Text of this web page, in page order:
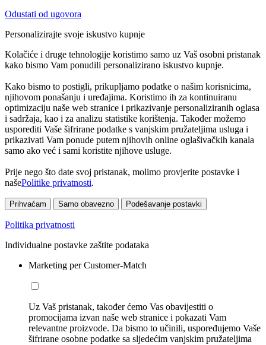
Odustati od ugovora
Personalizirajte svoje iskustvo kupnje
Kolačiće i druge tehnologije koristimo samo uz Vaš osobni pristanak
kako bismo Vam ponudili personalizirano iskustvo kupnje.
Kako bismo to postigli, prikupljamo podatke o našim korisnicima,
njihovom ponašanju i uređajima. Koristimo ih za kontinuiranu
optimizaciju naše web stranice i prikazivanje personaliziranih oglasa
i sadržaja, kao i za analizu statistike korištenja. Također možemo
usporediti Vaše šifrirane podatke s vanjskim pružateljima usluga i
prikazivati Vam ponude putem njihovih online oglašivačkih kanala
samo ako već i sami koristite njihove usluge.
Prije nego što date svoj pristanak, molimo provjerite postavke i
našePolitike privatnosti.
Prihvaćam Samo obavezno Podešavanje postavki
Politika privatnosti
Individualne postavke zaštite podataka
Marketing per Customer-Match
Uz Vaš pristanak, također ćemo Vas obavijestiti o
promocijama izvan naše web stranice i pokazati Vam
relevantne proizvode. Da bismo to učinili, uspoređujemo Vaše
šifrirane osobne podatke sa sljedećim vanjskim pružateljima